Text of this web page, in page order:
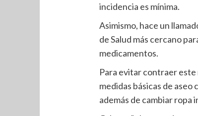
incidencia es mínima.
Asimismo, hace un
de Salud más cercano
medicamentos.
Para evitar contraer
medidas básicas de aseo
además de cambiar ropa